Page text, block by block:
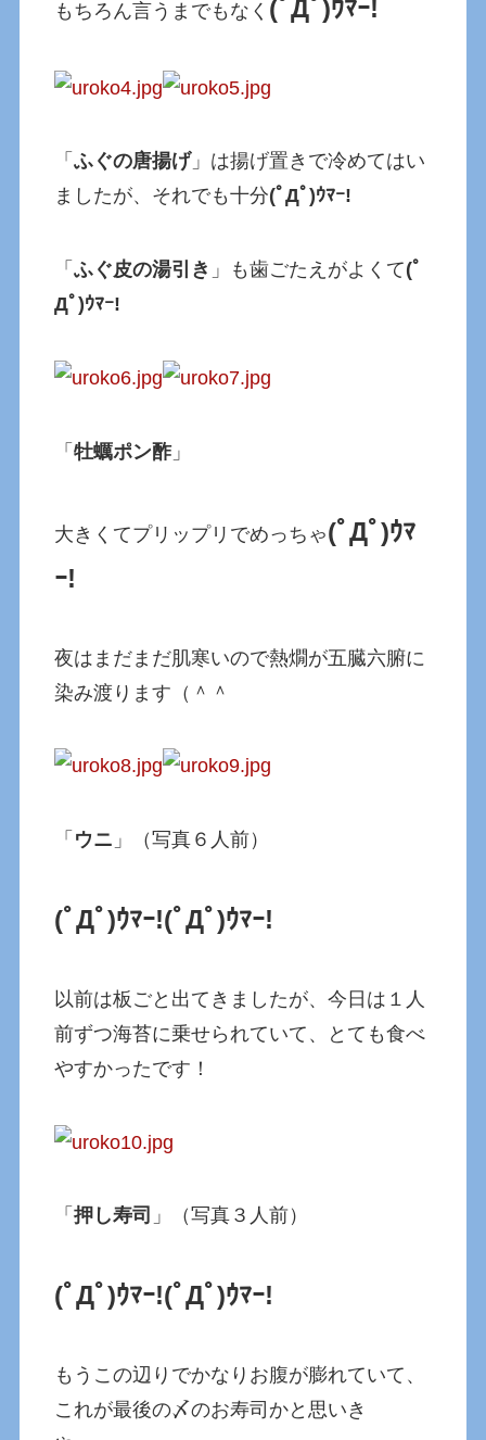
もちろん言うまでもなく (ﾟДﾟ)ｳﾏｰ!
「ふぐの唐揚げ」は揚げ置きで冷めてはい
ましたが、それでも十分(ﾟДﾟ)ｳﾏｰ!
「ふぐ皮の湯引き 」も歯ごたえがよくて(ﾟ
Дﾟ)ｳﾏｰ!
「牡蠣ポン酢」
大きくてプリップリでめっちゃ(ﾟДﾟ)ｳﾏ
ｰ!
夜はまだまだ肌寒いので熱燗が五臓六腑に
染み渡ります（＾＾
「 ウニ 」（写真６人前）
(ﾟДﾟ)ｳﾏｰ!(ﾟДﾟ)ｳﾏｰ!
以前は板ごと出てきましたが、今日は１人
前ずつ海苔に乗せられていて、とても食べ
やすかったです！
「押し寿司 」（写真３人前）
(ﾟДﾟ)ｳﾏｰ!(ﾟДﾟ)ｳﾏｰ!
もうこの辺りでかなりお腹が膨れていて、
これが最後の〆のお寿司かと思いき